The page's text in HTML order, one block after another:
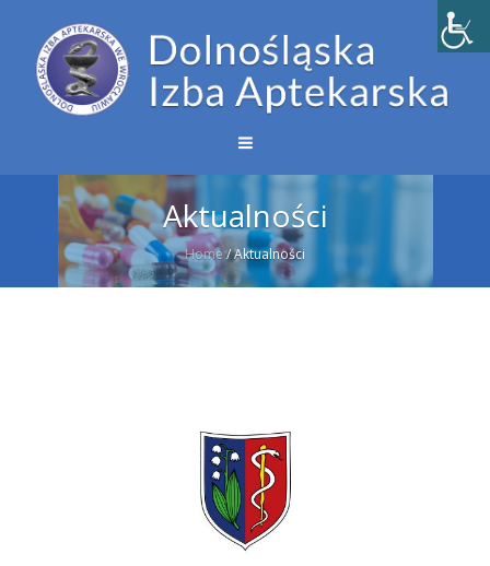
Aktualności
Home /Aktualności